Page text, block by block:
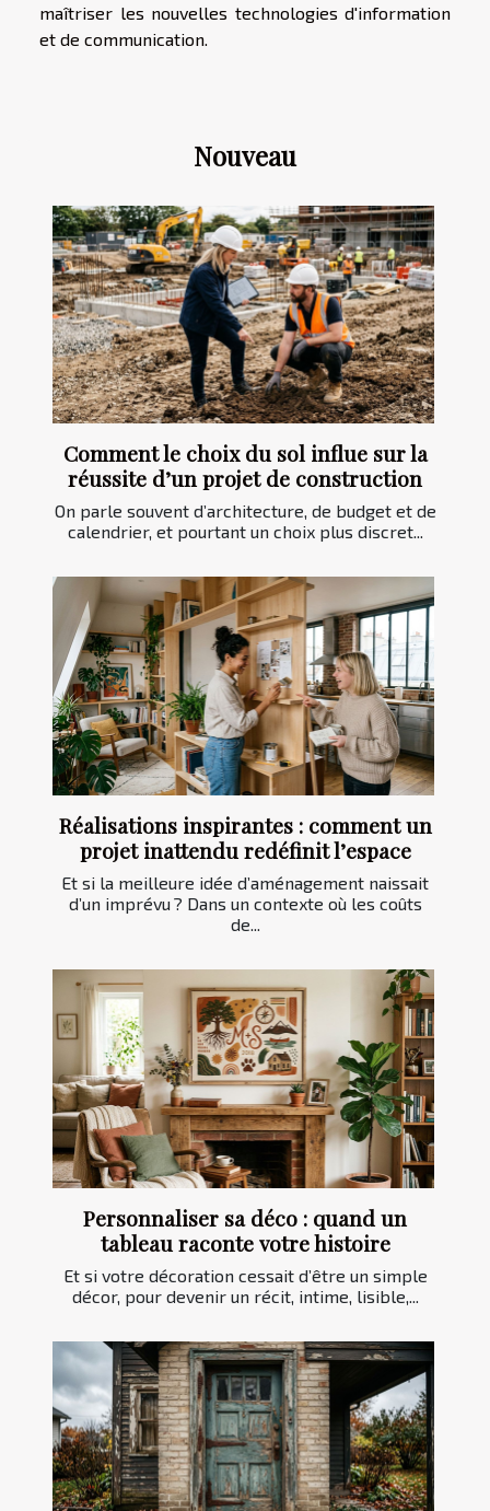
maîtriser les nouvelles technologies d'information
et de communication.
Nouveau
Comment le choix du sol influe sur la
réussite d’un projet de construction
On parle souvent d’architecture, de budget et de
calendrier, et pourtant un choix plus discret...
Réalisations inspirantes : comment un
projet inattendu redéfinit l’espace
Et si la meilleure idée d’aménagement naissait
d’un imprévu ? Dans un contexte où les coûts
de...
Personnaliser sa déco : quand un
tableau raconte votre histoire
Et si votre décoration cessait d’être un simple
décor, pour devenir un récit, intime, lisible,...